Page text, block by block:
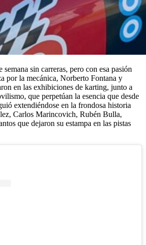
sin carreras, pero con esa pasión
por la mecánica, Norberto Fontana y
en las exhibiciones de karting, junto a
que perpetúan la esencia que desde
extendiéndose en la frondosa historia
Carlos Marincovich, Rubén Bulla,
que dejaron su estampa en las pistas